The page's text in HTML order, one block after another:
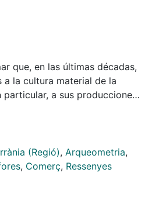
que, en las últimas décadas,
la cultura material de la
a sus producciones
un desarrollo
que, con diversa
abarcan todas las
desde las monografías de
describen los repertorios
regionales que
(Regió), Arqueometria,
, Comerç, Ressenyes